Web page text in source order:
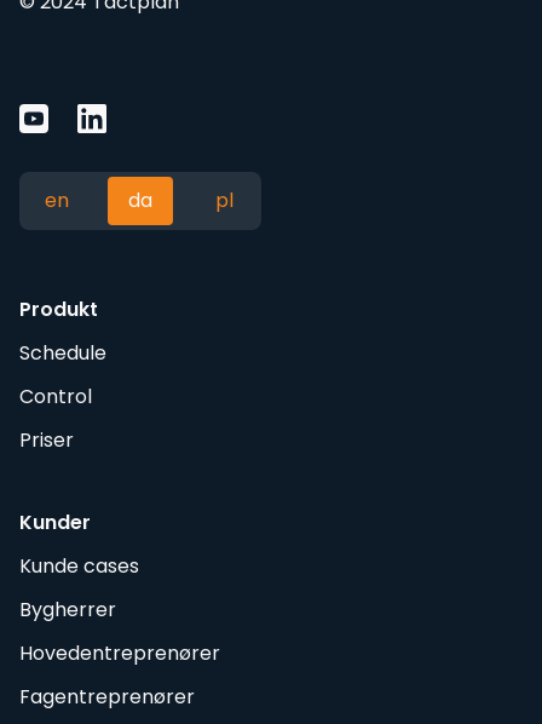
en da pl
Produkt
Schedule
Control
Priser
Kunder
Kunde cases
Bygherrer
Hovedentreprenører
Fagentreprenører